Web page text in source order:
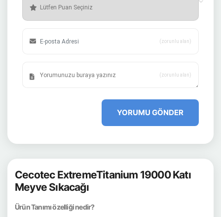
(zorunlu alan)
(zorunlu alan)
YORUMU GÖNDER
Cecotec ExtremeTitanium 19000 Katı
Meyve Sıkacağı
Ürün Tanımı özelliği nedir?